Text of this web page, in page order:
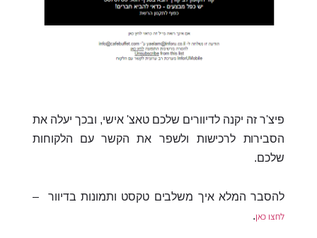
פיצ'ר זה יקנה לדיוורים שלכם טאצ' אישי, ובכך יעלה את
הסבירות לרכישות ולשפר את הקשר עם הלקוחות
שלכם.
להסבר המלא איך משלבים טקסט ותמונות בדיוור –
לחצו כאן.